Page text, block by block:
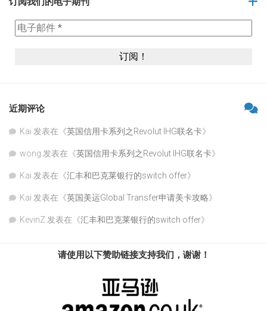
近期评论
Kai 发表在《英国信用卡系列之Revolut IHG联名卡》
wong 发表在《英国信用卡系列之Revolut IHG联名卡》
Kai 发表在《汇丰和巴克莱银行的switch offer》
Kai 发表在《英国美运Global Transfer申请美卡攻略》
KevinZ 发表在《汇丰和巴克莱银行的switch offer》
请使用以下赞助链接支持我们，谢谢！